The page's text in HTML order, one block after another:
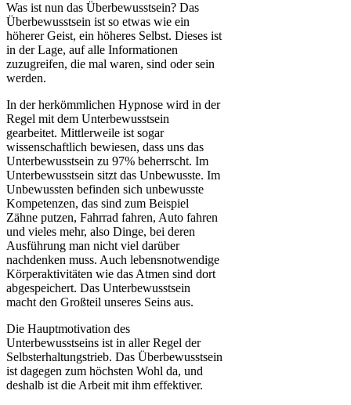
Was ist nun das Überbewusstsein? Das
Überbewusstsein ist so etwas wie ein
höherer Geist, ein höheres Selbst. Dieses ist
in der Lage, auf alle Informationen
zuzugreifen, die mal waren, sind oder sein
werden.
In der herkömmlichen Hypnose wird in der
Regel mit dem Unterbewusstsein
gearbeitet. Mittlerweile ist sogar
wissenschaftlich bewiesen, dass uns das
Unterbewusstsein zu 97% beherrscht. Im
Unterbewusstsein sitzt das Unbewusste. Im
Unbewussten befinden sich unbewusste
Kompetenzen, das sind zum Beispiel
Zähne putzen, Fahrrad fahren, Auto fahren
und vieles mehr, also Dinge, bei deren
Ausführung man nicht viel darüber
nachdenken muss. Auch lebensnotwendige
Körperaktivitäten wie das Atmen sind dort
abgespeichert. Das Unterbewusstsein
macht den Großteil unseres Seins aus.
Die Hauptmotivation des
Unterbewusstseins ist in aller Regel der
Selbsterhaltungstrieb. Das Überbewusstsein
ist dagegen zum höchsten Wohl da, und
deshalb ist die Arbeit mit ihm effektiver.